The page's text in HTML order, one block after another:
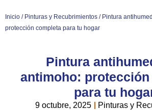
Inicio / Pinturas y Recubrimientos / Pintura
protección completa para tu hogar
Pintura
antimoho:
para tu
9 octubre, 2025 Pinturas y